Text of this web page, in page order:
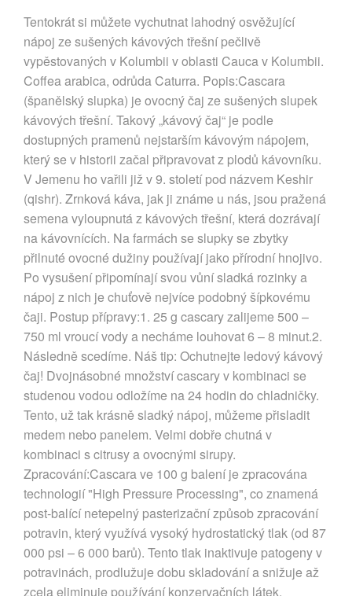
Tentokrát si můžete vychutnat lahodný osvěžující
nápoj ze sušených kávových třešní pečlivě
vypěstovaných v Kolumbii v oblasti Cauca v Kolumbii.
Coffea arabica, odrůda Caturra. Popis:Cascara
(španělský slupka) je ovocný čaj ze sušených slupek
kávových třešní. Takový „kávový čaj“ je podle
dostupných pramenů nejstarším kávovým nápojem,
který se v historii začal připravovat z plodů kávovníku.
V Jemenu ho vařili již v 9. století pod názvem Keshir
(qishr). Zrnková káva, jak ji známe u nás, jsou pražená
semena vyloupnutá z kávových třešní, která dozrávají
na kávovnících. Na farmách se slupky se zbytky
přilnuté ovocné dužiny používají jako přírodní hnojivo.
Po vysušení připomínají svou vůní sladká rozinky a
nápoj z nich je chuťově nejvíce podobný šípkovému
čaji. Postup přípravy:1. 25 g cascary zalijeme 500 –
750 ml vroucí vody a necháme louhovat 6 – 8 minut.2.
Následně scedíme. Náš tip: Ochutnejte ledový kávový
čaj! Dvojnásobné množství cascary v kombinaci se
studenou vodou odložíme na 24 hodin do chladničky.
Tento, už tak krásně sladký nápoj, můžeme přisladit
medem nebo panelem. Velmi dobře chutná v
kombinaci s citrusy a ovocnými sirupy.
Zpracování:Cascara ve 100 g balení je zpracována
technologií "High Pressure Processing", co znamená
post-balící netepelný pasterizační způsob zpracování
potravin, který využívá vysoký hydrostatický tlak (od 87
000 psi – 6 000 barů). Tento tlak inaktivuje patogeny v
potravinách, prodlužuje dobu skladování a snižuje až
zcela eliminuje používání konzervačních látek.